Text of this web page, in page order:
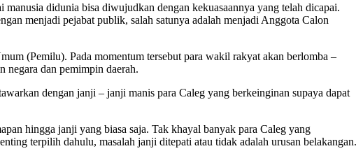
didunia bisa diwujudkan dengan kekuasaannya yang telah dicapai.
menjadi pejabat publik, salah satunya adalah menjadi Anggota Calon
(Pemilu). Pada momentum tersebut para wakil rakyat akan berlomba –
negara dan pemimpin daerah.
dengan janji – janji manis para Caleg yang berkeinginan supaya dapat
hingga janji yang biasa saja. Tak khayal banyak para Caleg yang
terpilih dahulu, masalah janji ditepati atau tidak adalah urusan belakangan.